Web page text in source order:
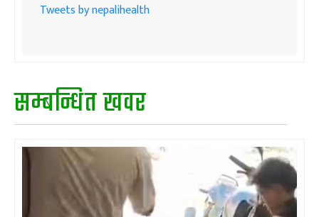
Tweets by nepalihealth
सम्बन्धित खवर